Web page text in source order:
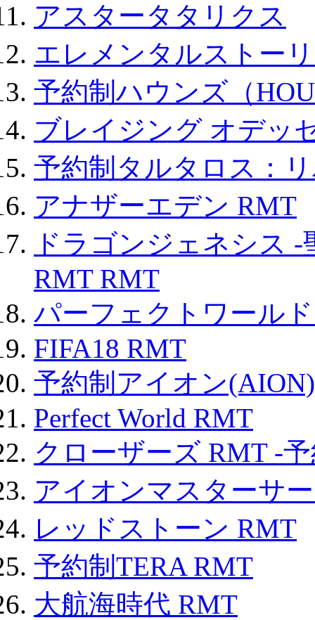
アスタータタリクス
エレメンタルストー
予約制ハウンズ（
ブレイジング オデッ
予約制タルタロス：
アナザーエデン RMT
ドラゴンジェネシス
RMT RMT
パーフェクトワール
FIFA18 RMT
予約制アイオン
Perfect World RMT
クローザーズ RMT -
アイオンマスターサ
レッドストーン RMT
予約制TERA RMT
大航海時代 RMT